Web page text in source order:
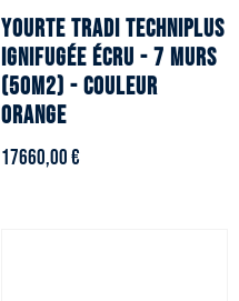
YOURTE TRADI TECHNIPLUS
ignifugée écru - 7 murs
(50m2) - Couleur
orange
17660,00€